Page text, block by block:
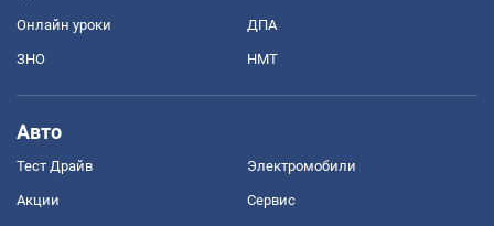
Онлайн уроки ДПА
ЗНО НМТ
Авто
Тест Драйв Электромобили
Акции Сервис